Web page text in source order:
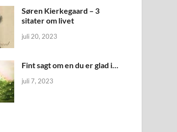
Søren Kierkegaard – 3
sitater om livet
juli 20, 2023
Fint sagt om en du er glad i…
juli 7, 2023